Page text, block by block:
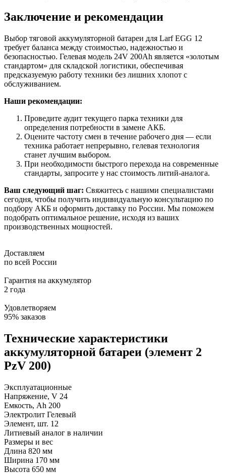
Заключение и рекомендации
Выбор тяговой аккумуляторной батареи для Larf EGG 12
требует баланса между стоимостью, надежностью и
безопасностью. Гелевая модель 24V 200Ah является «золотым
стандартом» для складской логистики, обеспечивая
предсказуемую работу техники без лишних хлопот с
обслуживанием.
Наши рекомендации:
Проведите аудит текущего парка техники для
определения потребности в замене АКБ.
Оцените частоту смен в течение рабочего дня — если
техника работает непрерывно, гелевая технология
станет лучшим выбором.
При необходимости быстрого перехода на современные
стандарты, запросите у нас стоимость литий-аналога.
Ваш следующий шаг: Свяжитесь с нашими специалистами
сегодня, чтобы получить индивидуальную консультацию по
подбору АКБ и оформить доставку по России. Мы поможем
подобрать оптимальное решение, исходя из ваших
производственных мощностей.
Доставляем
по всей России
Гарантия на аккумулятор
2 года
Удовлетворяем
95% заказов
Технические характеристики
аккумуляторной батареи (элемент 2
PzV 200)
Эксплуатационные
Напряжение, V 24
Емкость, Ah 200
Электролит Гелевый
Элемент, шт. 12
Литиевый аналог в наличии
Размеры и вес
Длина 820 мм
Ширина 170 мм
Высота 650 мм